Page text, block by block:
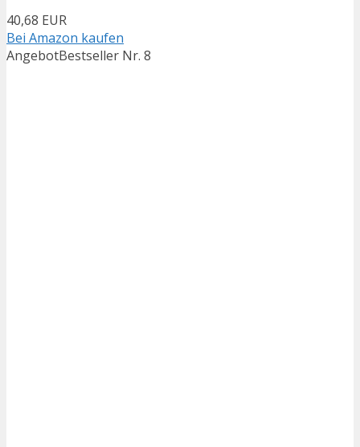
40,68 EUR
Bei Amazon kaufen
AngebotBestseller Nr. 8